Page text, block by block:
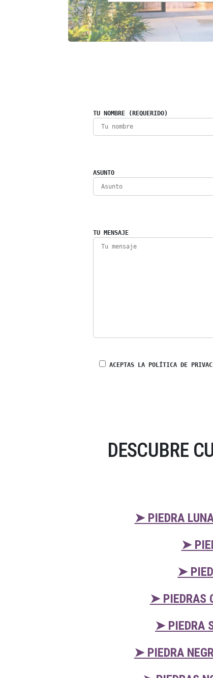
TU NOMBRE (REQUERIDO)
ASUNTO
TU MENSAJE
ACEPTAS LA POLÍTICA DE
DESCUBRE
➤ PIEDRA
➤
➤
➤ PIEDRAS
➤ PIEDRA
➤ PIEDRA